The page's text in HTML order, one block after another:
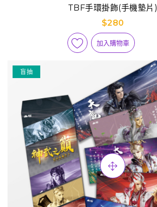
TBF手環掛飾(手機墊片)
$280
加入購物車
盲抽